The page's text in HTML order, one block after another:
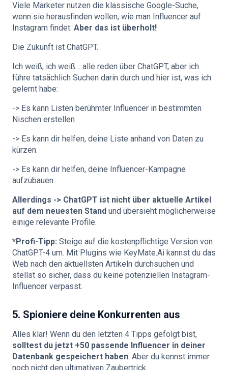
Viele Marketer nutzen die klassische Google-Suche,
wenn sie herausfinden wollen, wie man Influencer auf
Instagram findet. Aber das ist überholt!
Die Zukunft ist ChatGPT.
Ich weiß, ich weiß… alle reden über ChatGPT, aber ich
führe tatsächlich Suchen darin durch und hier ist, was ich
gelernt habe:
-> Es kann Listen berühmter Influencer in bestimmten
Nischen erstellen
-> Es kann dir helfen, deine Liste anhand von Daten zu
kürzen.
-> Es kann dir helfen, deine Influencer-Kampagne
aufzubauen
Allerdings -> ChatGPT ist nicht über aktuelle Artikel
auf dem neuesten Stand und übersieht möglicherweise
einige relevante Profile.
*Profi-Tipp: Steige auf die kostenpflichtige Version von
ChatGPT-4 um. Mit Plugins wie KeyMate.Ai kannst du das
Web nach den aktuellsten Artikeln durchsuchen und
stellst so sicher, dass du keine potenziellen Instagram-
Influencer verpasst.
5. Spioniere deine Konkurrenten aus
Alles klar! Wenn du den letzten 4 Tipps gefolgt bist,
solltest du jetzt +50 passende Influencer in deiner
Datenbank gespeichert haben. Aber du kennst immer
noch nicht den ultimativen Zaubertrick.